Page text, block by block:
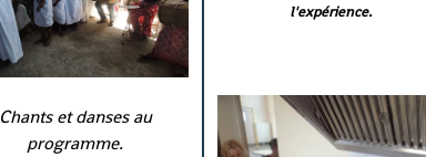
Chants et danses au
programme.
l'expérience.